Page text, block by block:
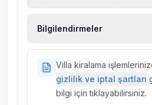
sigortaları fiyatlara dahil
Bilgilendirmeler
villalarımızda düzenli
yapılmaktadır. Buna
kelebek, böcek, sinek
Villa kiralama
gizlilik ve iptal şartları
bilgi için tıklayabilirsiniz.